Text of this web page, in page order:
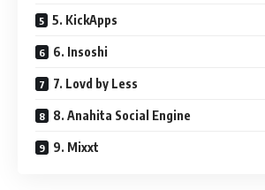
5. KickApps
6. Insoshi
7. Lovd by Less
8. Anahita Social Engine
9. Mixxt